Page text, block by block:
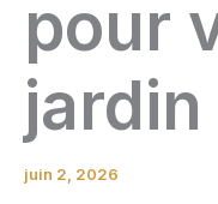
pour
jardin
juin 2, 2026